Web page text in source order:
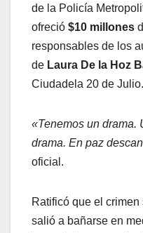
de la Policía
ofreció $10 millones
responsables de los
de Laura De la Hoz
Ciudadela 20 de Julio.
«Tenemos un drama.
drama. En paz
oficial.
Ratificó que el
salió a bañarse en